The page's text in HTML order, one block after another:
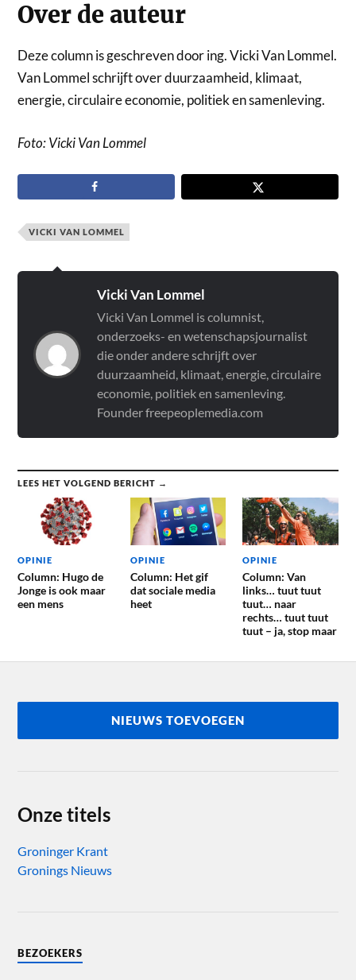
Over de auteur
Deze column is geschreven door ing. Vicki Van Lommel.
Van Lommel schrijft over duurzaamheid, klimaat,
energie, circulaire economie, politiek en samenleving.
Foto: Vicki Van Lommel
VICKI VAN LOMMEL
Vicki Van Lommel
Vicki Van Lommel is columnist,
onderzoeks- en wetenschapsjournalist
die onder andere schrijft over
duurzaamheid, klimaat, energie, circulaire
economie, politiek en samenleving.
Founder freepeoplemedia.com
LEES HET VOLGEND BERICHT →
OPINIE
Column: Hugo de
Jonge is ook maar
een mens
OPINIE
Column: Het gif
dat sociale media
heet
OPINIE
Column: Van
links… tuut tuut
tuut… naar
rechts… tuut tuut
tuut – ja, stop maar
NIEUWS TOEVOEGEN
Onze titels
Groninger Krant
Gronings Nieuws
BEZOEKERS